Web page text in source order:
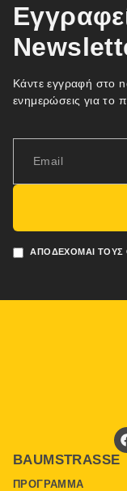
Κάντε εγγραφή στο
ενημερώσεις για το
ΑΠΟΔΈΧΟΜΑΙ ΤΟΥΣ
BAUMSTRASSE
ΠΡΌΓΡΑΜΜΑ